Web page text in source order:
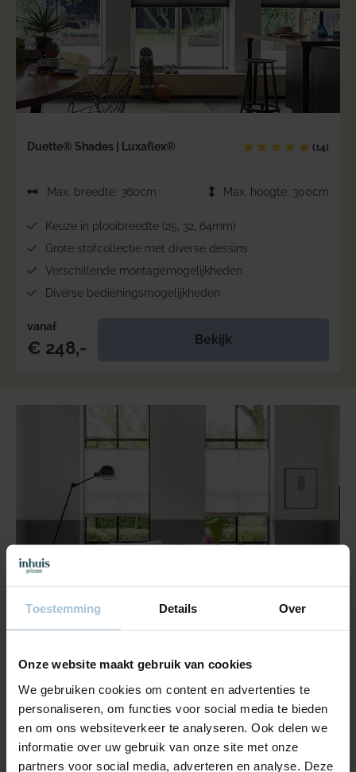
Toestemming Details Over
Onze website maakt gebruik van cookies
We gebruiken cookies om content en advertenties te
personaliseren, om functies voor social media te bieden
en om ons websiteverkeer te analyseren. Ook delen we
informatie over uw gebruik van onze site met onze
partners voor social media, adverteren en analyse. Deze
Duette® Shades | Luxaflex® (14)
Max. breedte: 360cm Max. hoogte: 300cm
Keuze in plooibreedte (25, 32, 64mm)
Grote stofcollectie met diverse dessins
Verschillende montagemogelijkheden
Diverse bedieningsmogelijkheden
vanaf
€ 248,- Bekijk
Plissé gordijnen op maat
Plisségordijnen vormen de oplossing bij uitstek voor alle
mogelijke raamvormen. Dit veelzijdig type raamdecoratie
creëert dan ook voor jou de ideale balans tussen natuurlijk
licht en privacy. Bovendien levert inhuis plaza kwaliteitsvol
maatwerk op basis van jouw persoonlijke voorkeuren. Met ons